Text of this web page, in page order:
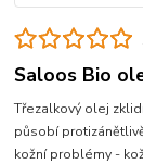
Saloos Bio
Třezalkový olej
působí
kožní problémy -